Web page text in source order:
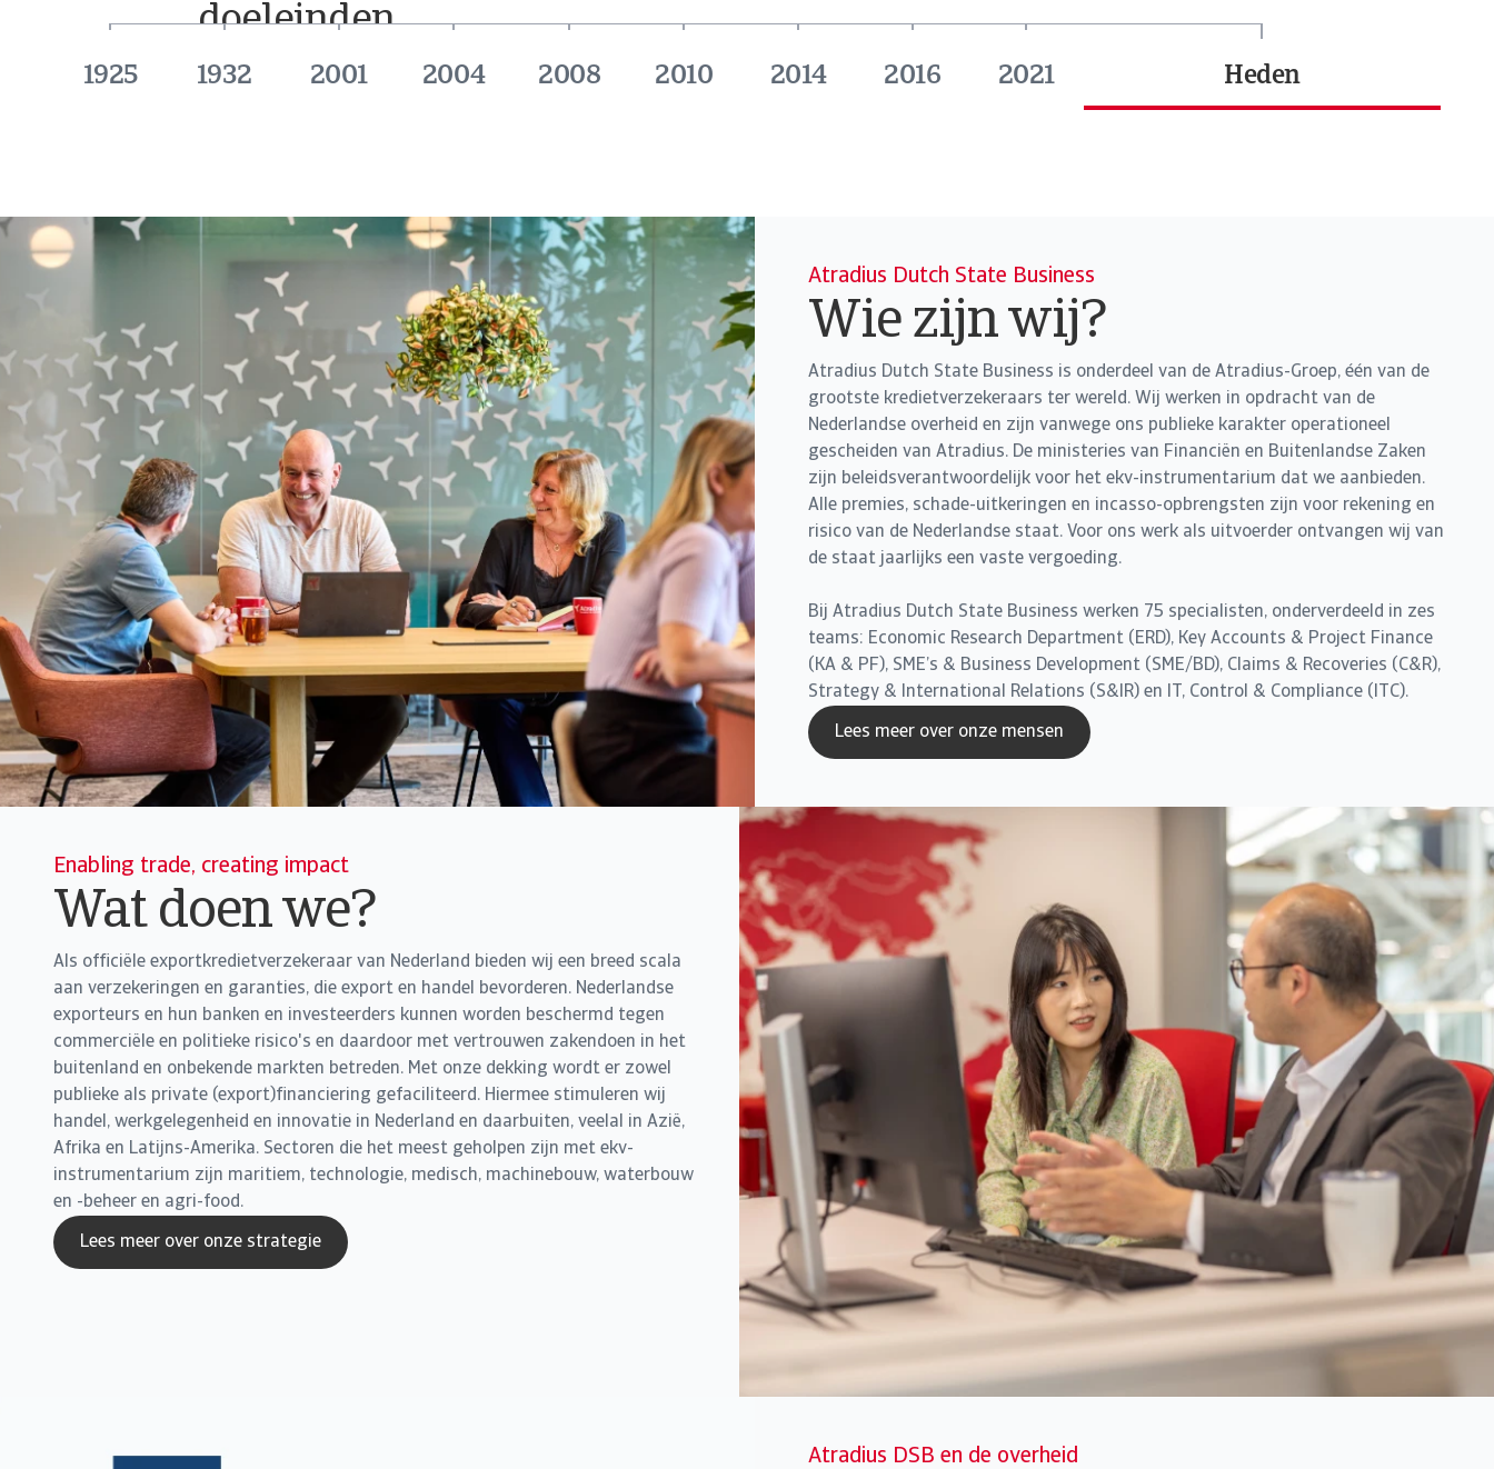
doeleinden.
1925 1932 2001 2004 2008 2010 2014 2016 2021 Heden
Atradius Dutch State Business
Wie zijn wij?
Atradius Dutch State Business is onderdeel van de Atradius-Groep, één van de
grootste kredietverzekeraars ter wereld. Wij werken in opdracht van de
Nederlandse overheid en zijn vanwege ons publieke karakter operationeel
gescheiden van Atradius. De ministeries van Financiën en Buitenlandse Zaken
zijn beleidsverantwoordelijk voor het ekv-instrumentarium dat we aanbieden.
Alle premies, schade-uitkeringen en incasso-opbrengsten zijn voor rekening en
risico van de Nederlandse staat. Voor ons werk als uitvoerder ontvangen wij van
de staat jaarlijks een vaste vergoeding.
Bij Atradius Dutch State Business werken 75 specialisten, onderverdeeld in zes
teams: Economic Research Department (ERD), Key Accounts & Project Finance
(KA & PF), SME’s & Business Development (SME/BD), Claims & Recoveries (C&R),
Strategy & International Relations (S&IR) en IT, Control & Compliance (ITC).
Lees meer over onze mensen
Enabling trade, creating impact
Wat doen we?
Als officiële exportkredietverzekeraar van Nederland bieden wij een breed scala
aan verzekeringen en garanties, die export en handel bevorderen. Nederlandse
exporteurs en hun banken en investeerders kunnen worden beschermd tegen
commerciële en politieke risico's en daardoor met vertrouwen zakendoen in het
buitenland en onbekende markten betreden. Met onze dekking wordt er zowel
publieke als private (export)financiering gefaciliteerd. Hiermee stimuleren wij
handel, werkgelegenheid en innovatie in Nederland en daarbuiten, veelal in Azië,
Afrika en Latijns-Amerika. Sectoren die het meest geholpen zijn met ekv-
instrumentarium zijn maritiem, technologie, medisch, machinebouw, waterbouw
en -beheer en agri-food.
Lees meer over onze strategie
Atradius DSB en de overheid